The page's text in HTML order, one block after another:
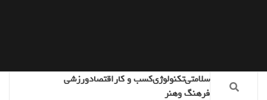
سلامتیتکنولوژیکسب و کاراقتصادورزشی
فرهنگ وهنر